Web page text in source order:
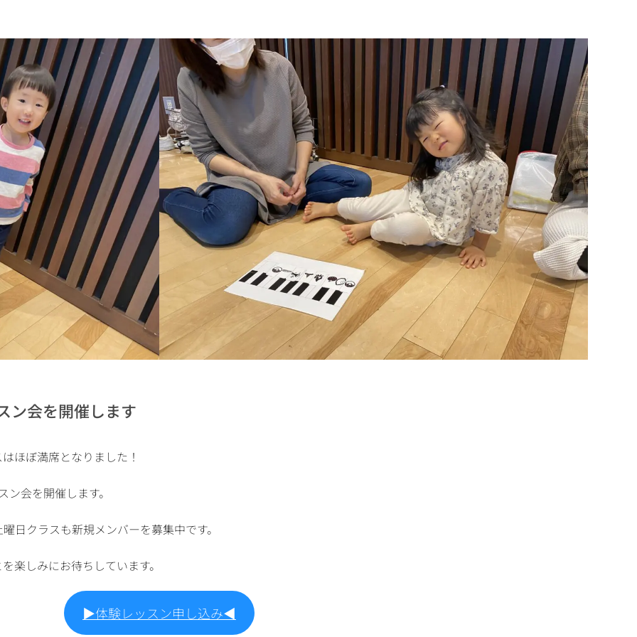
ン会を開催します
ほぼ満席となりました！
会を開催します。
日クラスも新規メンバーを募集中です。
楽しみにお待ちしています。
▶︎体験レッスン申し込み◀︎